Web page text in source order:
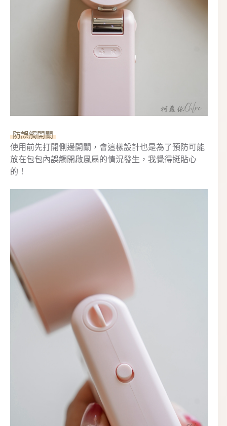
防誤觸開關
使用前先打開側邊開關，會這樣設計也是為了預防可能
放在包包內誤觸開啟風扇的情況發生，我覺得挺貼心
的！